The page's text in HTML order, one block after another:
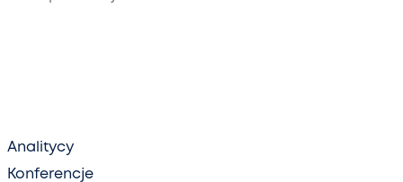
Analitycy
Konferencje